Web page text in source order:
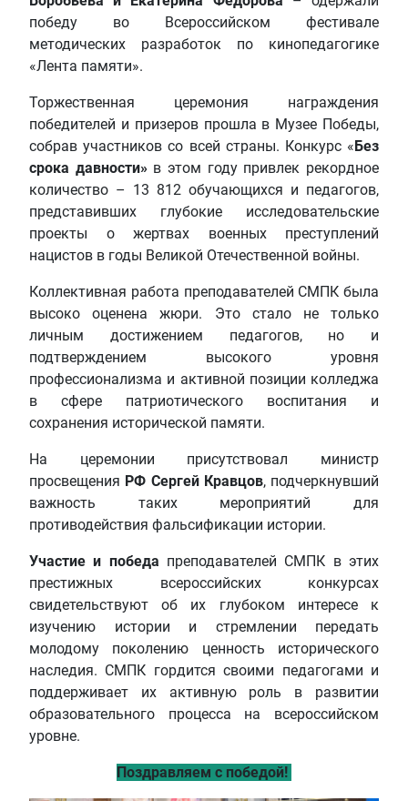
победу во Всероссийском фестивале
методических разработок по кинопедагогике
«Лента памяти».
Торжественная церемония награждения
победителей и призеров прошла в Музее Победы,
собрав участников со всей страны. Конкурс « Без
срока давности» в этом году привлек рекордное
количество – 13 812 обучающихся и педагогов,
представивших глубокие исследовательские
проекты о жертвах военных преступлений
нацистов в годы Великой Отечественной войны.
Коллективная работа преподавателей СМПК была
высоко оценена жюри. Это стало не только
личным достижением педагогов, но и
подтверждением высокого уровня
профессионализма и активной позиции колледжа
в сфере патриотического воспитания и
сохранения исторической памяти.
На церемонии присутствовал министр
просвещения РФ Сергей Кравцов, подчеркнувший
важность таких мероприятий для
противодействия фальсификации истории.
Участие и победа преподавателей СМПК в этих
престижных всероссийских конкурсах
свидетельствуют об их глубоком интересе к
изучению истории и стремлении передать
молодому поколению ценность исторического
наследия. СМПК гордится своими педагогами и
поддерживает их активную роль в развитии
образовательного процесса на всероссийском
уровне.
Поздравляем с победой!